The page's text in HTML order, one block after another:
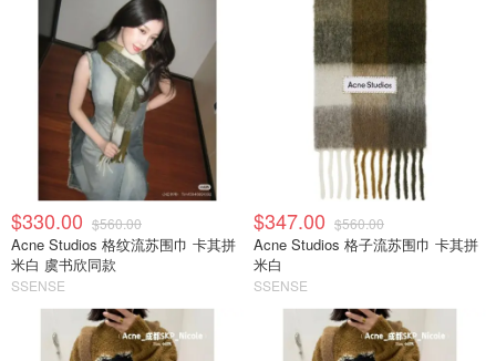
$330.00 $560.00
Acne Studios 格纹流苏围巾 卡其拼
米白 虞书欣同款
SSENSE
$347.00 $560.00
Acne Studios 格子流苏围巾 卡其拼
米白
SSENSE